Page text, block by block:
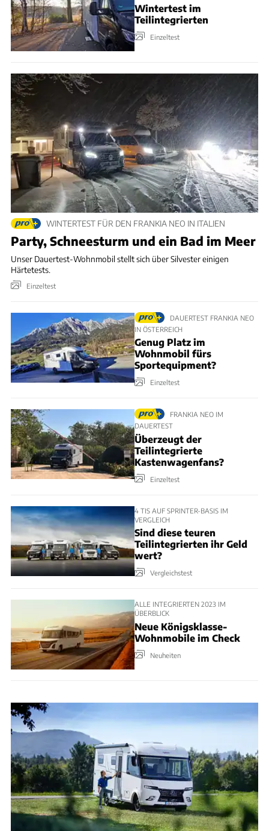
Wintertest im
Teilintegrierten
Einzeltest
WINTERTEST FÜR DEN FRANKIA NEO IN ITALIEN
Party, Schneesturm und ein Bad im Meer
Unser Dauertest-Wohnmobil stellt sich über Silvester einigen
Härtetests.
Einzeltest
DAUERTEST FRANKIA NEO
IN ÖSTERREICH
Genug Platz im
Wohnmobil fürs
Sportequipment?
Einzeltest
FRANKIA NEO IM
DAUERTEST
Überzeugt der
Teilintegrierte
Kastenwagenfans?
Einzeltest
4 TIS AUF SPRINTER-BASIS IM
VERGLEICH
Sind diese teuren
Teilintegrierten ihr Geld
wert?
Vergleichstest
ALLE INTEGRIERTEN 2023 IM
ÜBERBLICK
Neue Königsklasse-
Wohnmobile im Check
Neuheiten